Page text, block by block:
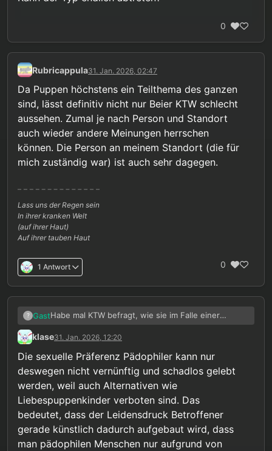
0
Rubricappula31. Jan. 2026, 02:47
Da Puppen höchstens ein Teilthema des ganzen
sind, lässt definitiv nicht nur Beier KTW schlecht
aussehen. Zumal je nach Person und Standort
auch wieder andere Meinungen herrschen
können. Die Person an meinem Standort (die für
mich zuständig war) ist auch sehr dagegen.
Lass uns der Regen sein
In ihrer kranken Welt
(auf ihrer Haut)
Auf ihrer tauben Haut
1 Antwort 0
? GastHabe mal KTW befragt, wie sie im Falle einer
Legalisierung mit Puppen umgehen würden. Hab
das als Antwort bekommen:
Sehr geehrte/r X,
vielen Dank für Ihre Anfrage.
Zur therapeutischen Grundhaltung:Das
Präventionsnetzwerk „Kein Täter werden" arbeitet
mit Menschen, die eine pädophile Störung haben.
Der Begriff „Störung" meint dabei nicht, dass mit
Zum therapeutischen Ansatz:Unser Ziel ist nicht
moralische Bewertung, sondern die gemeinsame
klase31. Jan. 2026, 12:20
Die sexuelle Präferenz Pädophiler kann nur
deswegen nicht vernünftig und schadlos gelebt
werden, weil auch Alternativen wie
Liebespuppenkinder verboten sind. Das
bedeutet, dass der Leidensdruck Betroffener
gerade künstlich dadurch aufgebaut wird, dass
man pädophilen Menschen nur aufgrund von